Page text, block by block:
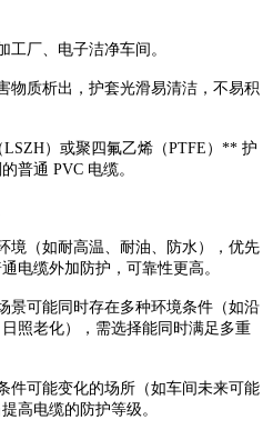
厂、电子洁净车间。
物质析出，护套光滑易清洁，不易积
）或聚四氟乙烯（PTFE）** 护
普通 PVC 电缆。
境（如耐高温、耐油、防水），优先
电缆外加防护，可靠性更高。
景可能同时存在多种环境条件（如沿
照老化），需选择能同时满足多重
件可能变化的场所（如车间未来可能
高电缆的防护等级。